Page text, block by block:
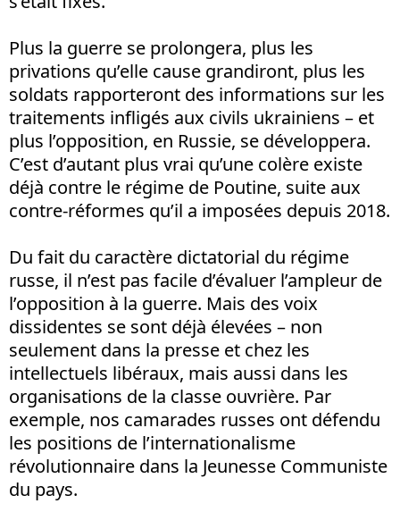
Plus la guerre se prolongera, plus les
privations qu’elle cause grandiront, plus les
soldats rapporteront des informations sur les
traitements infligés aux civils ukrainiens – et
plus l’opposition, en Russie, se développera.
C’est d’autant plus vrai qu’une colère existe
déjà contre le régime de Poutine, suite aux
contre-réformes qu’il a imposées depuis 2018.
Du fait du caractère dictatorial du régime
russe, il n’est pas facile d’évaluer l’ampleur de
l’opposition à la guerre. Mais des voix
dissidentes se sont déjà élevées – non
seulement dans la presse et chez les
intellectuels libéraux, mais aussi dans les
organisations de la classe ouvrière. Par
exemple, nos camarades russes ont défendu
les positions de l’internationalisme
révolutionnaire dans la Jeunesse Communiste
du pays.